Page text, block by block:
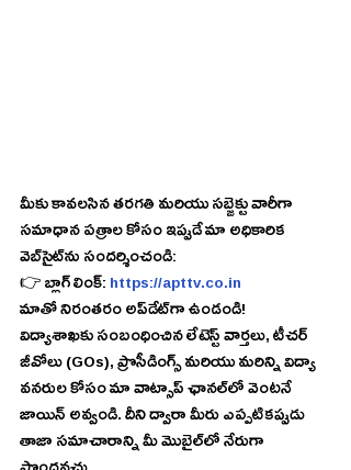
మీకు కావలసిన తరగతి మరియు సబ్జెక్టు వారీగా
సమాధాన పత్రాల కోసం ఇప్పుడే మా అధికారిక
వెబ్‌సైట్‌ను సందర్శించండి:
👉 బ్లాగ్ లింక్: https://apttv.co.in
మాతో నిరంతరం అప్‌డేట్‌గా ఉండండి!
విద్యాశాఖకు సంబంధించిన లేటెస్ట్ వార్తలు, టీచర్
జీవోలు (GOs), ప్రొసీడింగ్స్ మరియు మరిన్ని విద్యా
వనరుల కోసం మా వాట్సాప్ ఛానల్‌లో వెంటనే
జాయిన్ అవ్వండి. దీని ద్వారా మీరు ఎప్పటికప్పుడు
తాజా సమాచారాన్ని మీ మొబైల్‌లో నేరుగా